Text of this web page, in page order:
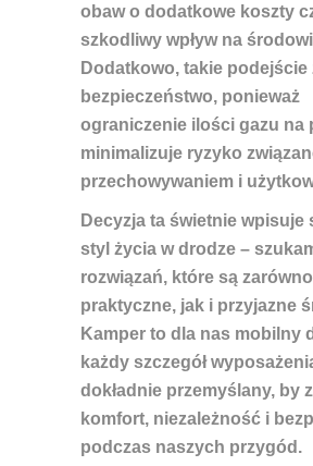
obaw o dodatkowe koszty
szkodliwy wpływ na
Dodatkowo, takie podejście
bezpieczeństwo, ponieważ
ograniczenie ilości gazu na
minimalizuje ryzyko
przechowywaniem i
Decyzja ta świetnie wpisuje
styl życia w drodze –
rozwiązań, które są zarówno
praktyczne, jak i przyjazne
Kamper to dla nas mobilny
każdy szczegół
dokładnie przemyślany, by
komfort, niezależność i
podczas naszych przygód.